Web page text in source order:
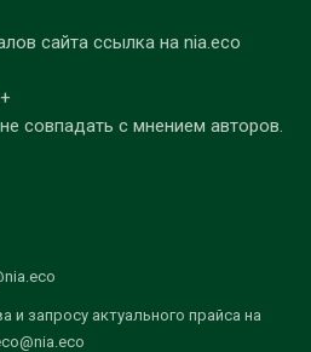
сайта ссылка на nia.eco
совпадать с мнением авторов.
и запросу актуального прайса на